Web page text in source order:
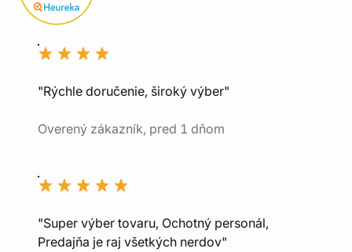
"Rýchle doručenie, široký výber"
Overený zákazník, pred 1 dňom
"Super výber tovaru, Ochotný personál,
Predajňa je raj všetkých nerdov"